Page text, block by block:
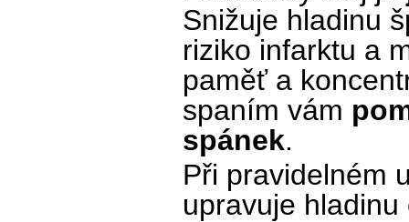
Snižuje hladinu
riziko infarktu a
paměť a
spaním vám
spánek.
Při pravidelném
upravuje